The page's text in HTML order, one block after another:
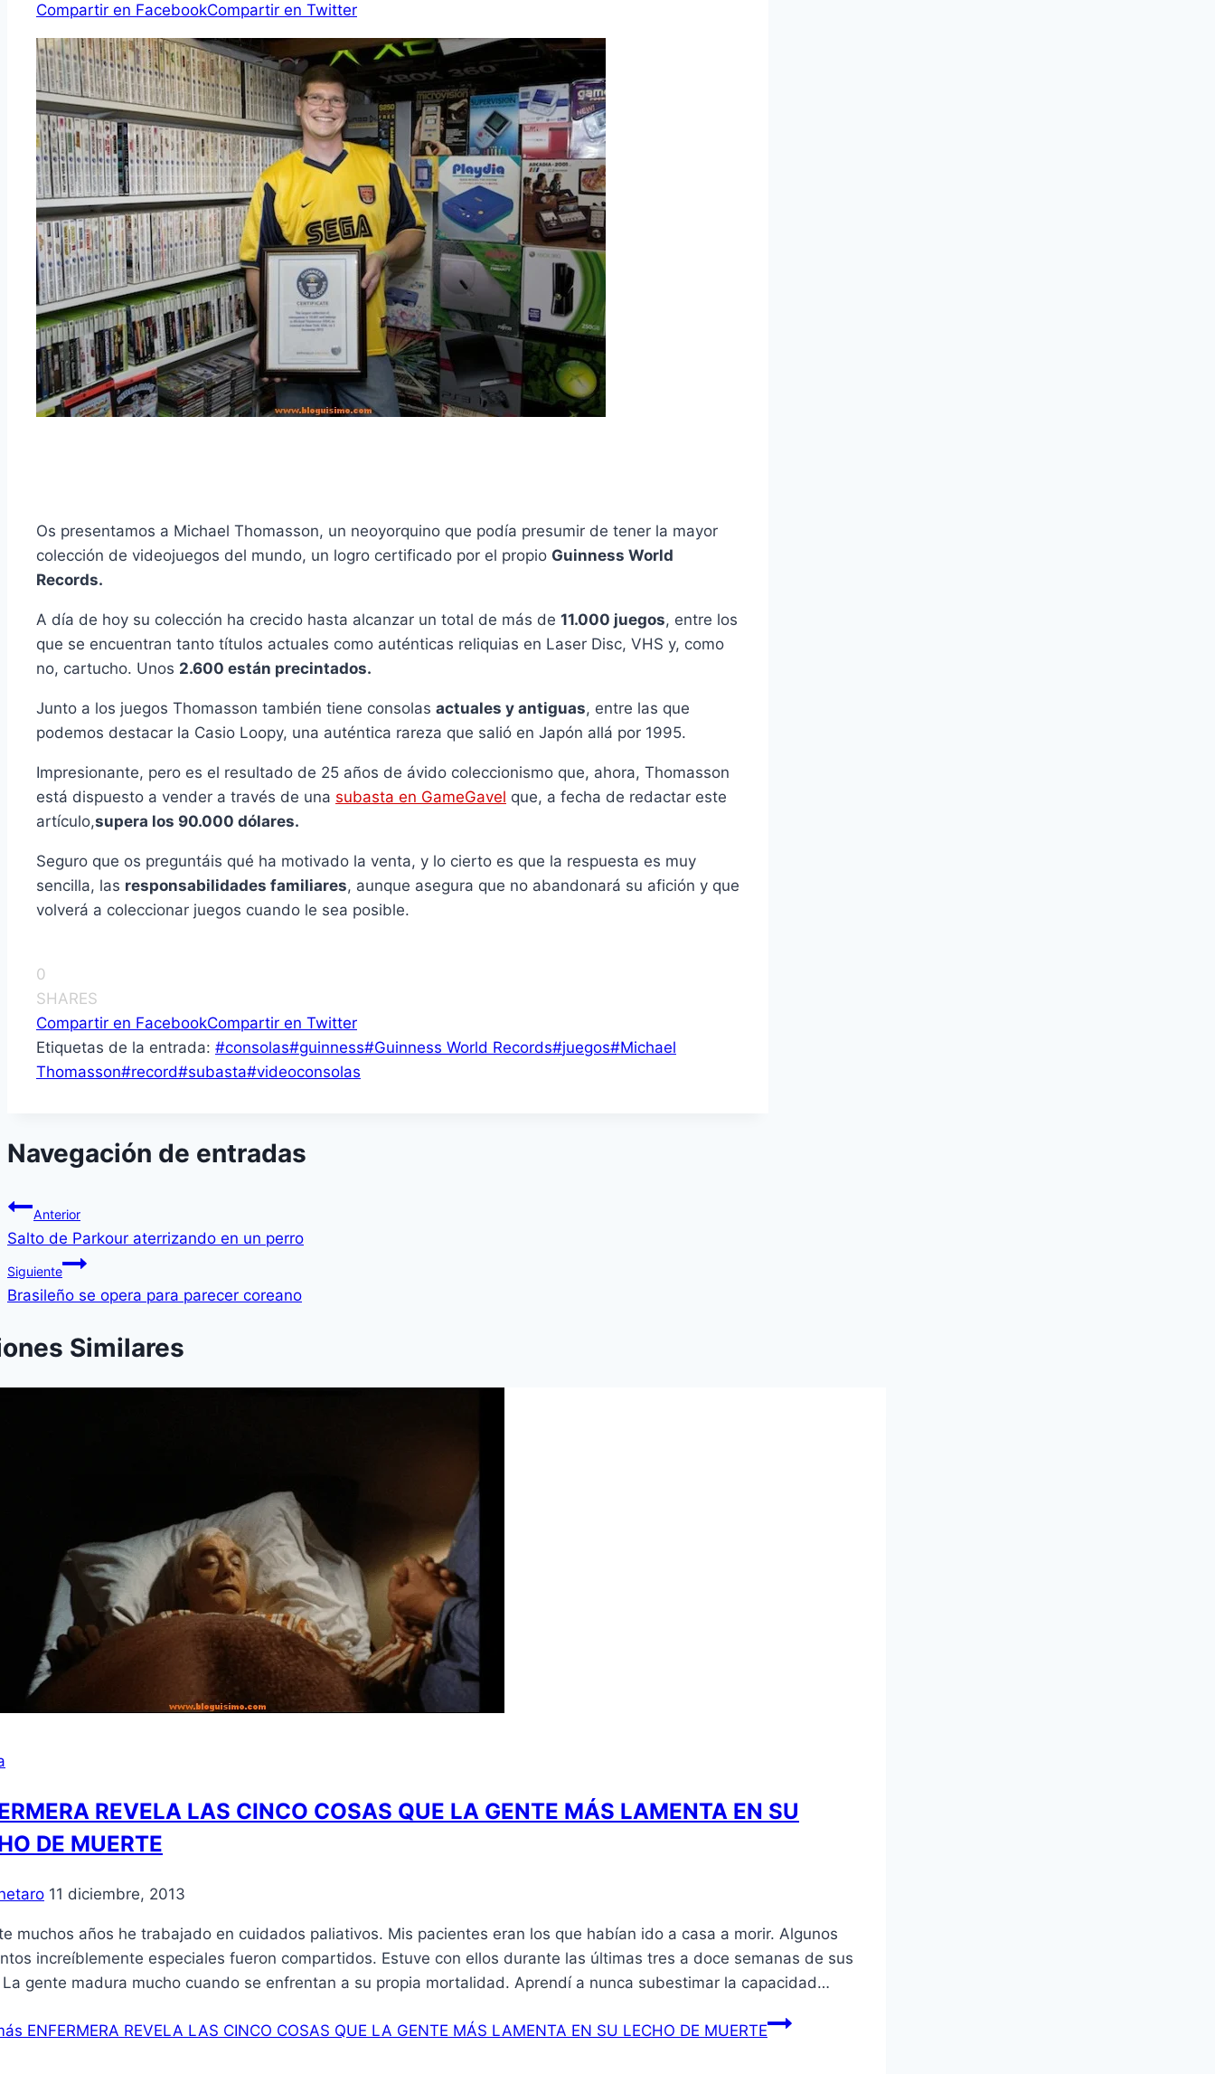
Compartir en FacebookCompartir en Twitter
Os presentamos a Michael Thomasson, un neoyorquino que podía presumir de tener la mayor
colección de videojuegos del mundo, un logro certificado por el propio Guinness World
Records.
A día de hoy su colección ha crecido hasta alcanzar un total de más de 11.000 juegos, entre los
que se encuentran tanto títulos actuales como auténticas reliquias en Laser Disc, VHS y, como
no, cartucho. Unos 2.600 están precintados.
Junto a los juegos Thomasson también tiene consolas actuales y antiguas, entre las que
podemos destacar la Casio Loopy, una auténtica rareza que salió en Japón allá por 1995.
Impresionante, pero es el resultado de 25 años de ávido coleccionismo que, ahora, Thomasson
está dispuesto a vender a través de una subasta en GameGavel que, a fecha de redactar este
artículo,supera los 90.000 dólares.
Seguro que os preguntáis qué ha motivado la venta, y lo cierto es que la respuesta es muy
sencilla, las responsabilidades familiares, aunque asegura que no abandonará su afición y que
volverá a coleccionar juegos cuando le sea posible.
0
SHARES
Compartir en FacebookCompartir en Twitter
Etiquetas de la entrada: #consolas#guinness#Guinness World Records#juegos#Michael
Thomasson#record#subasta#videoconsolas
Navegación de entradas
Anterior
Salto de Parkour aterrizando en un perro
Siguiente
Brasileño se opera para parecer coreano
Similares
REVELA LAS CINCO COSAS QUE LA GENTE MÁS LAMENTA EN SU
DE MUERTE
11 diciembre, 2013
muchos años he trabajado en cuidados paliativos. Mis pacientes eran los que habían ido a casa a morir. Algunos
increíblemente especiales fueron compartidos. Estuve con ellos durante las últimas tres a doce semanas de sus
gente madura mucho cuando se enfrentan a su propia mortalidad. Aprendí a nunca subestimar la capacidad…
ENFERMERA REVELA LAS CINCO COSAS QUE LA GENTE MÁS LAMENTA EN SU LECHO DE MUERTE